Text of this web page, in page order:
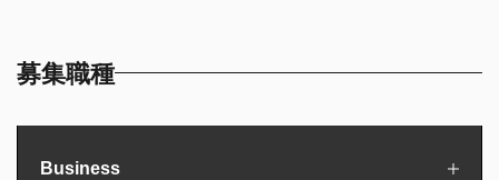
募集職種
Business